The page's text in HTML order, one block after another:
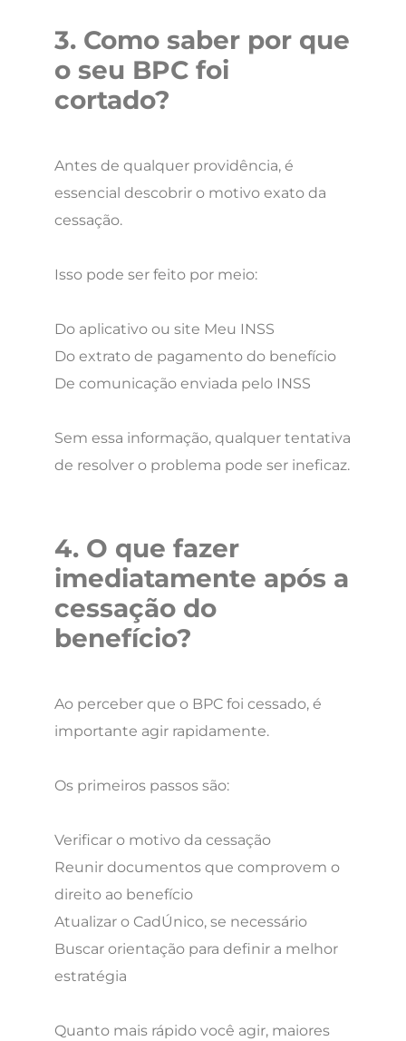
3. Como saber por que
o seu BPC foi
cortado?
Antes de qualquer providência, é
essencial descobrir o motivo exato da
cessação.
Isso pode ser feito por meio:
Do aplicativo ou site Meu INSS
Do extrato de pagamento do benefício
De comunicação enviada pelo INSS
Sem essa informação, qualquer tentativa
de resolver o problema pode ser ineficaz.
4. O que fazer
imediatamente após a
cessação do
benefício?
Ao perceber que o BPC foi cessado, é
importante agir rapidamente.
Os primeiros passos são:
Verificar o motivo da cessação
Reunir documentos que comprovem o
direito ao benefício
Atualizar o CadÚnico, se necessário
Buscar orientação para definir a melhor
estratégia
Quanto mais rápido você agir, maiores